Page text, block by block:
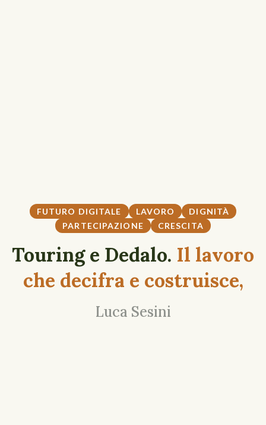
FUTURO DIGITALE LAVORO
DIGNITÀ
PARTECIPAZIONE
CRESCITA
Touring e Dedalo. Il lavoro
che decifra e costruisce,
Luca Sesini